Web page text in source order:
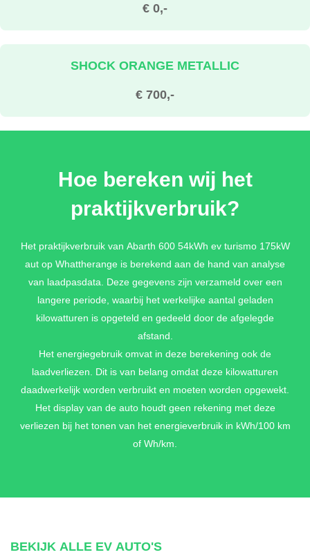
€ 0,-
€ 700,-
SHOCK ORANGE METALLIC
€ 700,-
Hoe bereken wij het
praktijkverbruik?
Het praktijkverbruik van Abarth 600 54kWh ev turismo 175kW
aut op Whattherange is berekend aan de hand van analyse
van laadpasdata. Deze gegevens zijn verzameld over een
langere periode, waarbij het werkelijke aantal geladen
kilowatturen is opgeteld en gedeeld door de afgelegde
afstand.
Het energiegebruik omvat in deze berekening ook de
laadverliezen. Dit is van belang omdat deze kilowatturen
daadwerkelijk worden verbruikt en moeten worden opgewekt.
Het display van de auto houdt geen rekening met deze
verliezen bij het tonen van het energieverbruik in kWh/100 km
of Wh/km.
BEKIJK ALLE EV AUTO'S